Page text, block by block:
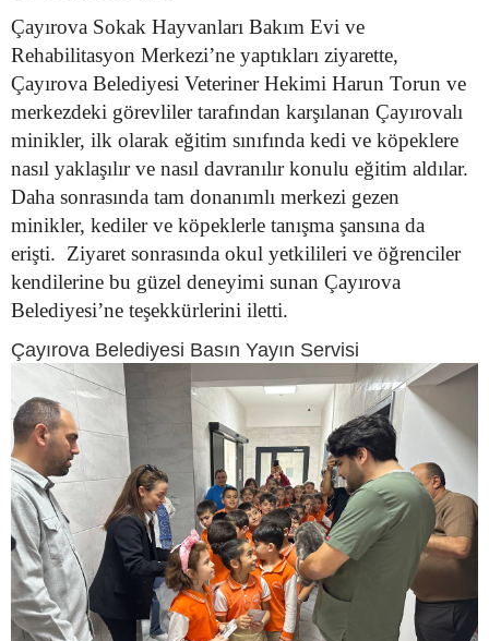
Çayırova Sokak Hayvanları Bakım Evi ve
Rehabilitasyon Merkezi’ne yaptıkları ziyarette,
Çayırova Belediyesi Veteriner Hekimi Harun Torun ve
merkezdeki görevliler tarafından karşılanan Çayırovalı
minikler, ilk olarak eğitim sınıfında kedi ve köpeklere
nasıl yaklaşılır ve nasıl davranılır konulu eğitim aldılar.
Daha sonrasında tam donanımlı merkezi gezen
minikler, kediler ve köpeklerle tanışma şansına da
erişti. Ziyaret sonrasında okul yetkilileri ve öğrenciler
kendilerine bu güzel deneyimi sunan Çayırova
Belediyesi’ne teşekkürlerini iletti.
Çayırova Belediyesi Basın Yayın Servisi